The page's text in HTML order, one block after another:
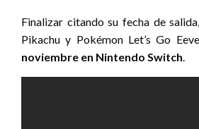
Finalizar citando su fecha de
Pikachu y Pokémon Let’s Go
noviembre en Nintendo Switch